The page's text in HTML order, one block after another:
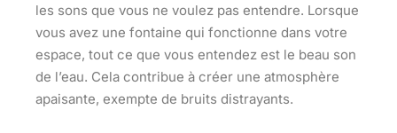
les sons que vous ne voulez pas entendre. Lorsque
vous avez une fontaine qui fonctionne dans votre
espace, tout ce que vous entendez est le beau son
de l’eau. Cela contribue à créer une atmosphère
apaisante, exempte de bruits distrayants.